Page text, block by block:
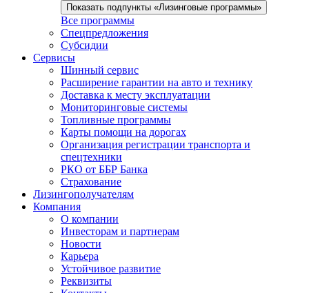
Показать подпункты «Лизинговые программы»
Все программы
Спецпредложения
Субсидии
Сервисы
Шинный сервис
Расширение гарантии на авто и технику
Доставка к месту эксплуатации
Мониторинговые системы
Топливные программы
Карты помощи на дорогах
Организация регистрации транспорта и
спецтехники
РКО от ББР Банка
Страхование
Лизингополучателям
Компания
О компании
Инвесторам и партнерам
Новости
Карьера
Устойчивое развитие
Реквизиты